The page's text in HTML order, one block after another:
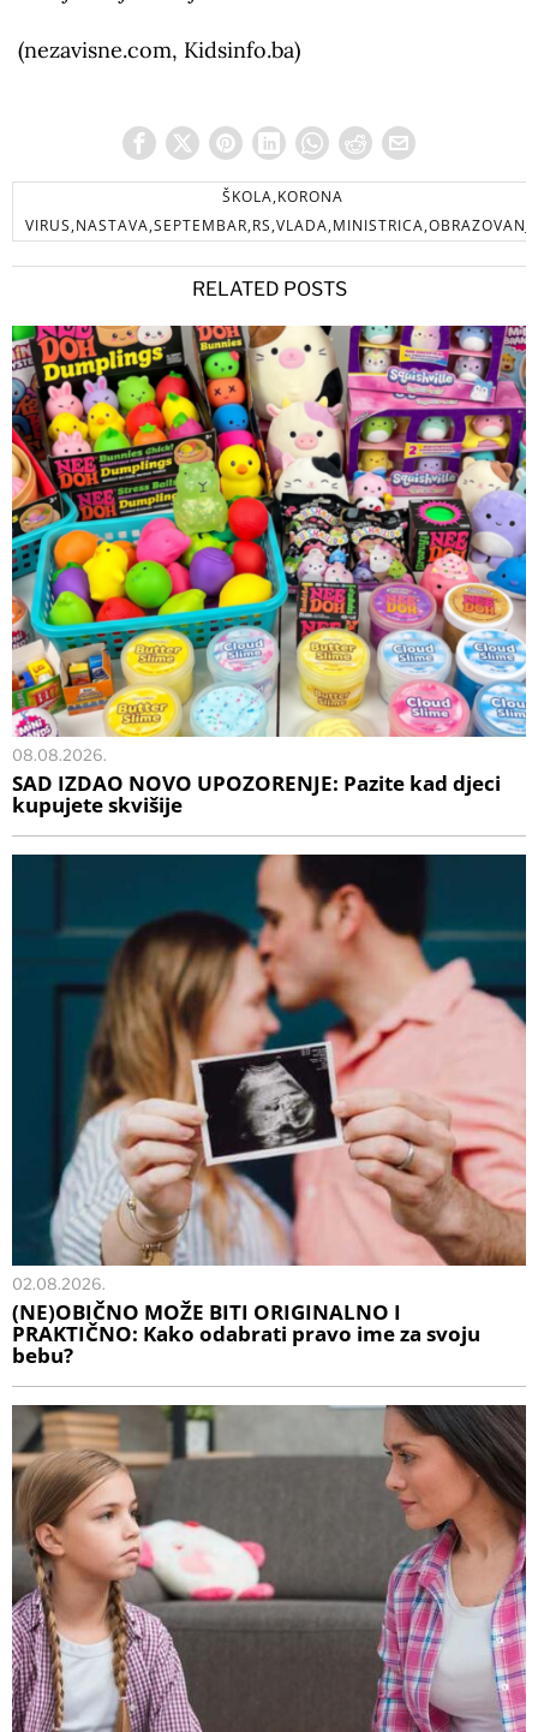
(nezavisne.com, Kidsinfo.ba)
ŠKOLA,KORONA
RELATED POSTS
08.08.2026.
SAD IZDAO NOVO UPOZORENJE: Pazite kad djeci
kupujete skvišije
02.08.2026.
(NE)OBIČNO MOŽE BITI ORIGINALNO I
PRAKTIČNO: Kako odabrati pravo ime za svoju
bebu?